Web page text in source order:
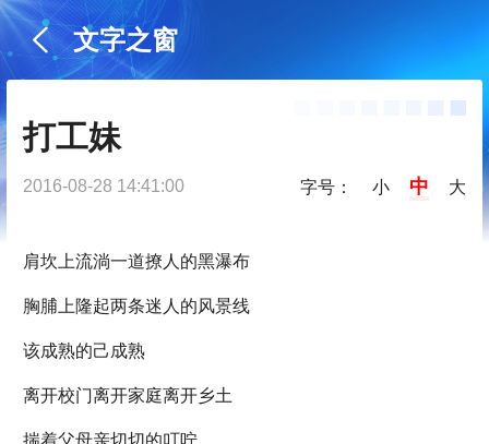
文字之窗
打工妹
2016-08-28 14:41:00 字号： 小 中 大
肩坎上流淌一道撩人的黑瀑布
胸脯上隆起两条迷人的风景线
该成熟的己成熟
离开校门离开家庭离开乡土